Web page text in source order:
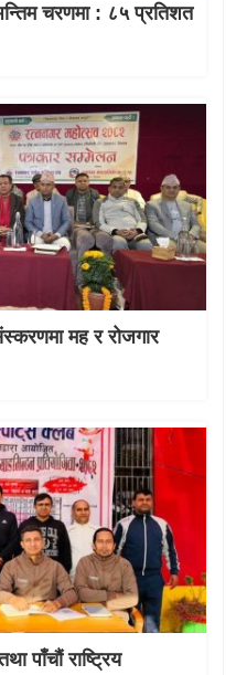
चरणमा : ८५ प्रतिशत
मह र रोजगार
पाँचौं राष्ट्रिय